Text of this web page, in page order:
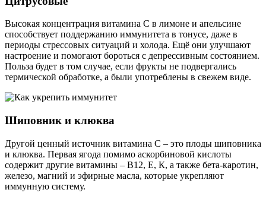
Высокая концентрация витамина С в лимоне и апельсине
способствует поддержанию иммунитета в тонусе, даже в
периоды стрессовых ситуаций и холода. Ещё они улучшают
настроение и помогают бороться с депрессивным состоянием.
Польза будет в том случае, если фрукты не подвергались
термической обработке, а были употреблены в свежем виде.
Шиповник и клюква
Другой ценный источник витамина С ‒ это плоды шиповника
и клюква. Первая ягода помимо аскорбиновой кислоты
содержит другие витамины ‒ В12, Е, К, а также бета-каротин,
железо, магний и эфирные масла, которые укрепляют
иммунную систему.